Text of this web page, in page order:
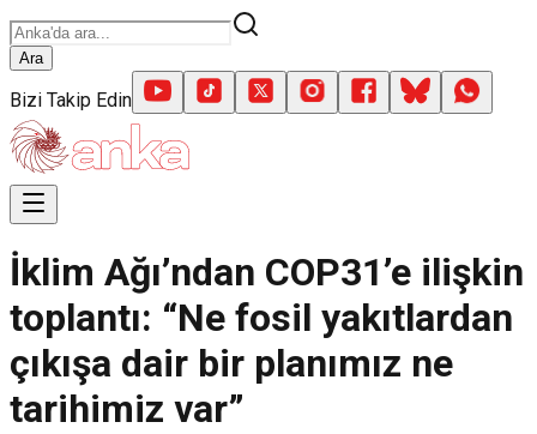
Ara
Bizi Takip Edin
İklim Ağı’ndan COP31’e ilişkin
toplantı: “Ne fosil yakıtlardan
çıkışa dair bir planımız ne
tarihimiz var”